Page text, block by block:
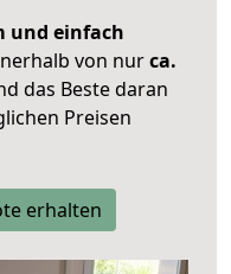
und einfach
von nurca.
das Beste daran
Preisen
erhalten